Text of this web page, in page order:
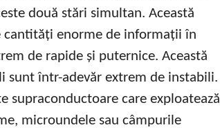
două stări simultan. Această
cantități enorme de informații în
de rapide și puternice. Această
într-adevăr extrem de instabili.
supraconductoare care exploatează
microundele sau câmpurile